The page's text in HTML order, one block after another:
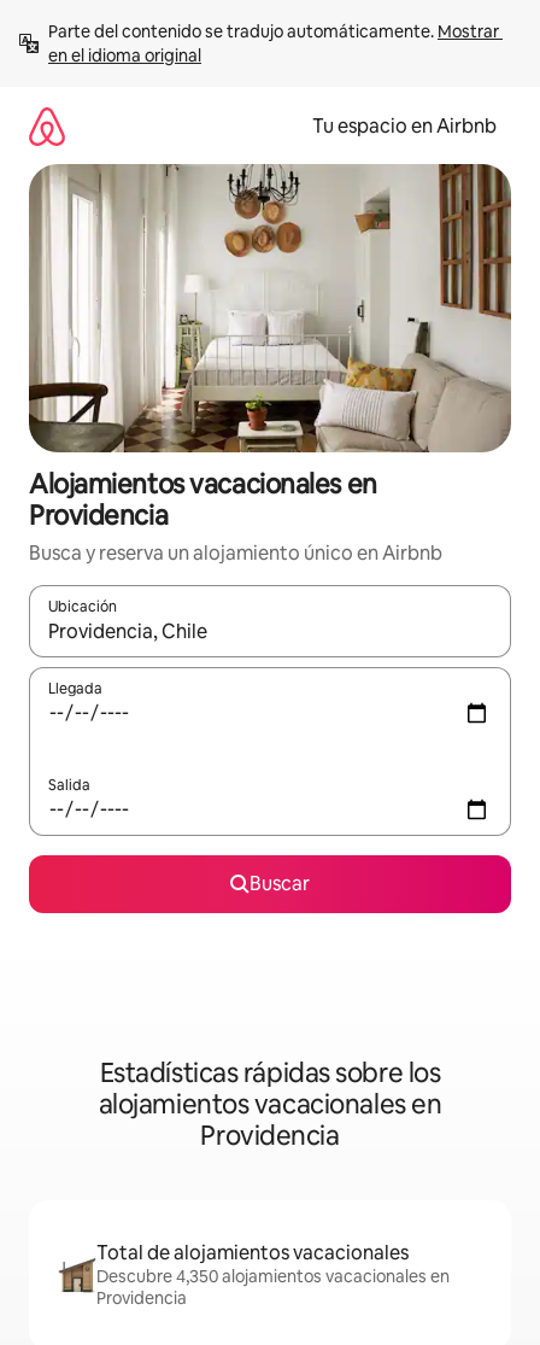
contenido
Parte del contenido se tradujo automáticamente. Mostrar
en el idioma original
Tu espacio en Airbnb
Alojamientos vacacionales en
Providencia
Busca y reserva un alojamiento único en Airbnb
Ubicación
Cuando los resultados estén disponibles, podrás navegar
Llegada
Salida
Buscar
Estadísticas rápidas sobre los
alojamientos vacacionales en
Providencia
Total de alojamientos vacacionales
Descubre 4,350 alojamientos vacacionales en
Providencia